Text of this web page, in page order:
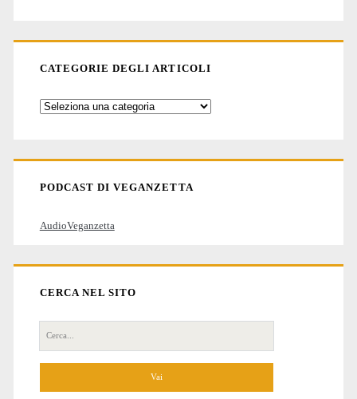
CATEGORIE DEGLI ARTICOLI
Categorie
PODCAST DI VEGANZETTA
AudioVeganzetta
CERCA NEL SITO
Cerca
per: